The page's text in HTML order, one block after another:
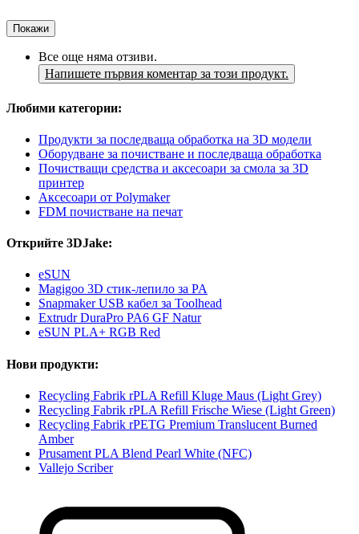
Покажи
Все още няма отзиви.
Напишете първия коментар за този продукт.
Любими категории:
Продукти за последваща обработка на 3D модели
Оборудване за почистване и последваща обработка
Почистващи средства и аксесоари за смола за 3D
принтер
Аксесоари от Polymaker
FDM почистване на печат
Открийте 3DJake:
eSUN
Magigoo 3D стик-лепило за PA
Snapmaker USB кабел за Toolhead
Extrudr DuraPro PA6 GF Natur
eSUN PLA+ RGB Red
Нови продукти:
Recycling Fabrik rPLA Refill Kluge Maus (Light Grey)
Recycling Fabrik rPLA Refill Frische Wiese (Light Green)
Recycling Fabrik rPETG Premium Translucent Burned
Amber
Prusament PLA Blend Pearl White (NFC)
Vallejo Scriber